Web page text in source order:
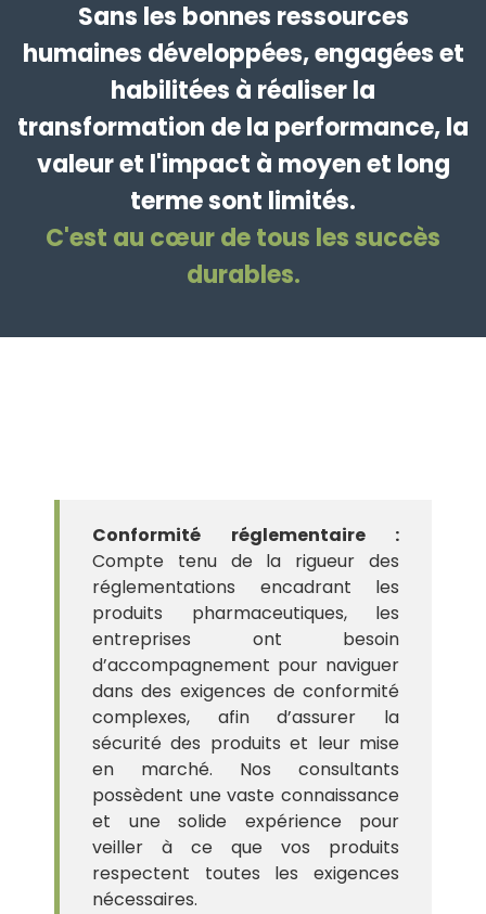
Sans les bonnes ressources
humaines développées, engagées et
habilitées à réaliser la
transformation de la performance, la
valeur et l'impact à moyen et long
terme sont limités.
C'est au cœur de tous les succès
durables.
Conformité réglementaire :
Compte tenu de la rigueur des
réglementations encadrant les
produits pharmaceutiques, les
entreprises ont besoin
d’accompagnement pour naviguer
dans des exigences de conformité
complexes, afin d’assurer la
sécurité des produits et leur mise
en marché. Nos consultants
possèdent une vaste connaissance
et une solide expérience pour
veiller à ce que vos produits
respectent toutes les exigences
nécessaires.